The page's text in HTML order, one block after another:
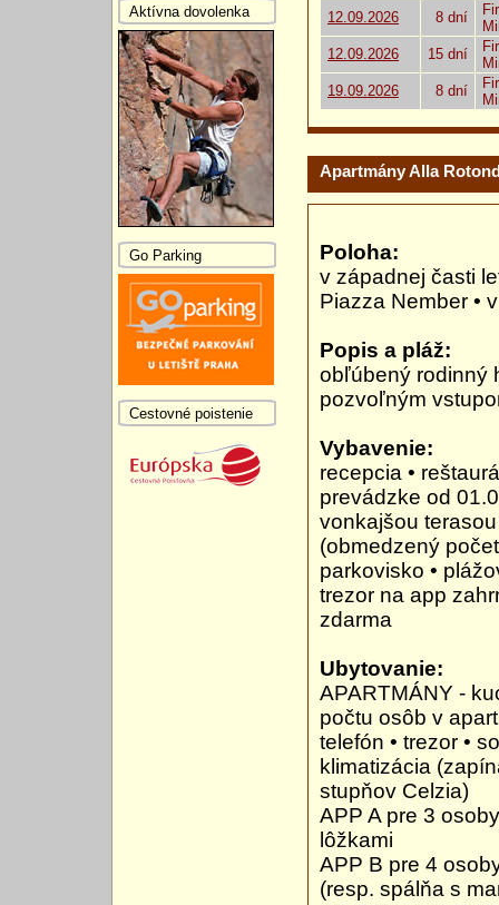
12.09.2026
8 dní
12.09.2026
15 dní
19.09.2026
8 dní
Apartmány Alla
Poloha:
v západnej časti
Piazza Nember •
Popis a pláž:
obľúbený rodinný
pozvoľným
Vybavenie:
recepcia •
prevádzke od
vonkajšou
(obmedzený
parkovisko •
trezor na app
zdarma
Ubytovanie:
APARTMÁNY -
počtu osôb v
telefón • trezor •
klimatizácia
stupňov Celzia)
APP A pre 3
lôžkami
APP B pre 4
(resp. spálňa s
Aktívna dovolenka
Go Parking
Cestovné poistenie